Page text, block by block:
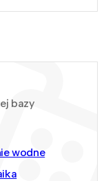
bazy
wodne